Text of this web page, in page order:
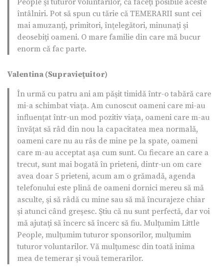
People şi tuturor voluntarilor, că faceţi posibile aceste
întâlniri. Pot să spun cu tărie că TEMERARII sunt cei
mai amuzanţi, primitori, înţelegători, minunaţi şi
deosebiţi oameni. O mare familie din care mă bucur
enorm că fac parte.
Valentina (Supravieţuitor)
În urmă cu patru ani am păşit timidă într-o tabără care
mi-a schimbat viaţa. Am cunoscut oameni care mi-au
influenţat într-un mod pozitiv viaţa, oameni care m-au
învăţat să râd din nou la capacitatea mea normală,
oameni care nu au râs de mine pe la spate, oameni
care m-au acceptat aşa cum sunt. Cu fiecare an care a
trecut, sunt mai bogată în prieteni, dintr-un om care
avea doar 5 prieteni, acum am o grămadă, agenda
telefonului este plină de oameni dornici mereu să mă
asculte, şi să râdă cu mine sau să mă încurajeze chiar
şi atunci când greşesc. Ştiu că nu sunt perfectă, dar voi
mă ajutaţi să încerc să încerc să fiu. Mulţumim Little
People, mulţumim tuturor sponsorilor, mulţumim
tuturor voluntarilor. Vă mulţumesc din toată inima
mea de temerar şi vouă temerarilor.